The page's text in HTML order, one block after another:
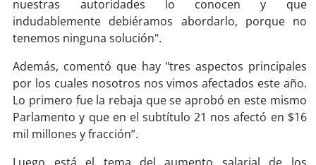
soycoronel
soyarauco
soytemuco
soyvaldivia
nuestras autoridades lo conocen y que
indudablemente debiéramos abordarlo, porque no
tenemos ninguna solución".
Además, comentó que hay "tres aspectos principales
por los cuales nosotros nos vimos afectados este año.
Lo primero fue la rebaja que se aprobó en este mismo
Parlamento y que en el subtítulo 21 nos afectó en $16
mil millones y fracción”.